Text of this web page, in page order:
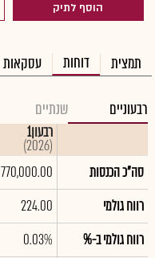
הוסף לתיק
תמצית דוחות עסקאות
רבעוניים שנתיים
רבעון1
(2026)
סה"כ הכנסות
770,000.00
רווח גולמי
224.00
רווח גולמי ב-%
0.03%